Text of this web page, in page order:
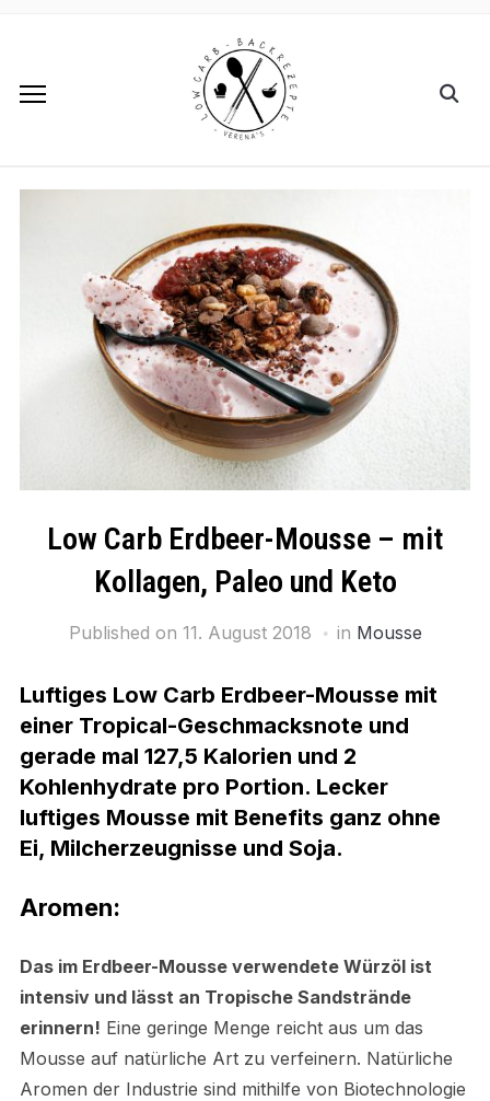
Low Carb Erdbeer-Mousse – mit
Kollagen, Paleo und Keto
Published on 11. August 2018 in Mousse
Luftiges Low Carb Erdbeer-Mousse mit
einer Tropical-Geschmacksnote und
gerade mal 127,5 Kalorien und 2
Kohlenhydrate pro Portion. Lecker
luftiges Mousse mit Benefits ganz ohne
Ei, Milcherzeugnisse und Soja.
Aromen:
Das im Erdbeer-Mousse verwendete Würzöl ist
intensiv und lässt an Tropische Sandstrände
erinnern! Eine geringe Menge reicht aus um das
Mousse auf natürliche Art zu verfeinern. Natürliche
Aromen der Industrie sind mithilfe von Biotechnologie